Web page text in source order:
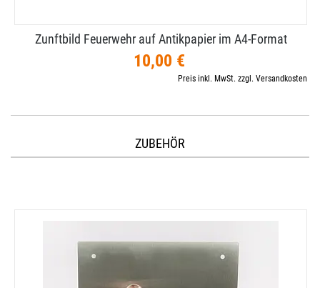
Zunftbild Feuerwehr auf Antikpapier im A4-​Format
10,00 €
Preis inkl. MwSt. zzgl. Versandkosten
ZUBEHÖR